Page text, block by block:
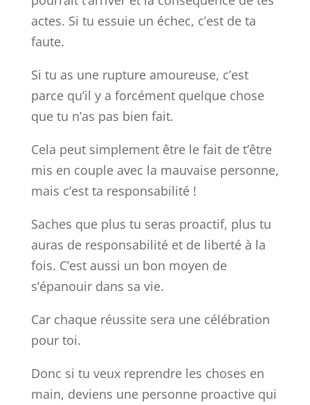
actes. Si tu essuie un échec, c’est de ta
faute.
Si tu as une rupture amoureuse, c’est
parce qu’il y a forcément quelque chose
que tu n’as pas bien fait.
Cela peut simplement être le fait de t’être
mis en couple avec la mauvaise personne,
mais c’est ta responsabilité !
Saches que plus tu seras proactif, plus tu
auras de responsabilité et de liberté à la
fois. C’est aussi un bon moyen de
s’épanouir dans sa vie.
Car chaque réussite sera une célébration
pour toi.
Donc si tu veux reprendre les choses en
main, deviens une personne proactive qui